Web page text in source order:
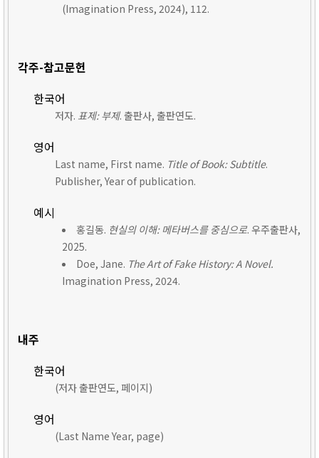
(Imagination Press, 2024), 112.
각주-참고문헌
한국어
저자. 표제: 부제. 출판사, 출판연도.
영어
Last name, First name. Title of Book: Subtitle.
Publisher, Year of publication.
예시
홍길동. 현실의 이해: 메타버스를 중심으로. 우주출판사,
2025.
Doe, Jane. The Art of Fake History: A Novel.
Imagination Press, 2024.
내주
한국어
(저자 출판연도, 페이지)
영어
(Last Name Year, page)